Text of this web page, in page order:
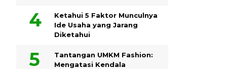
Ketahui 5 Faktor Munculnya
Ide Usaha yang Jarang
Diketahui
Tantangan UMKM Fashion:
Mengatasi Kendala